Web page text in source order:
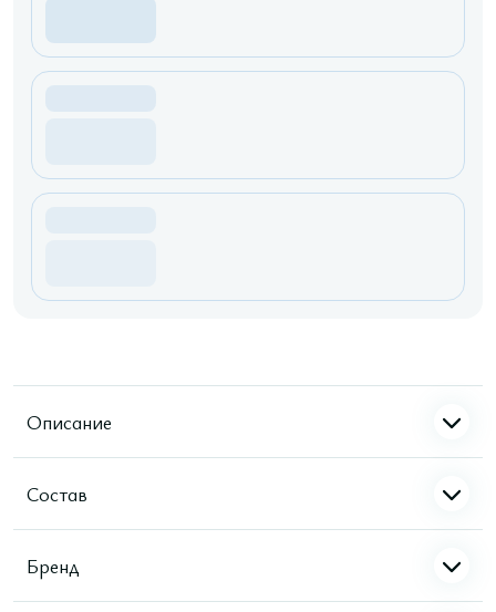
Описание
Состав
Бренд